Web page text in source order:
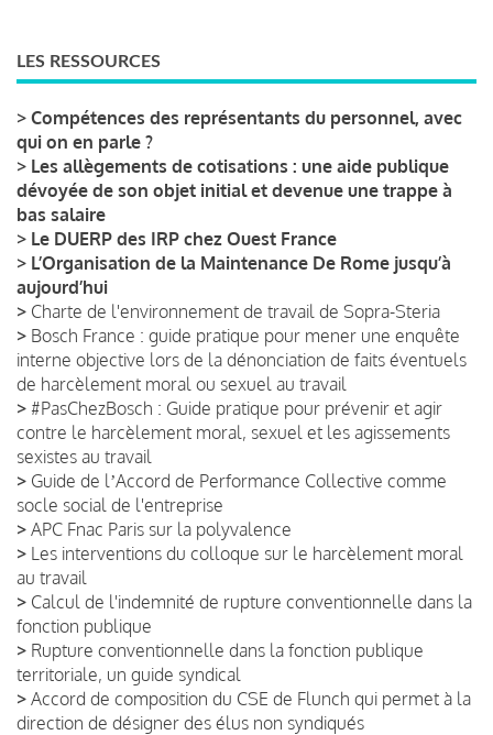
LES RESSOURCES
> Compétences des représentants du personnel, avec
qui on en parle ?
> Les allègements de cotisations : une aide publique
dévoyée de son objet initial et devenue une trappe à
bas salaire
> Le DUERP des IRP chez Ouest France
> L’Organisation de la Maintenance De Rome jusqu’à
aujourd’hui
> Charte de l'environnement de travail de Sopra-Steria
> Bosch France : guide pratique pour mener une enquête
interne objective lors de la dénonciation de faits éventuels
de harcèlement moral ou sexuel au travail
> #PasChezBosch : Guide pratique pour prévenir et agir
contre le harcèlement moral, sexuel et les agissements
sexistes au travail
> Guide de lʼAccord de Performance Collective comme
socle social de l'entreprise
> APC Fnac Paris sur la polyvalence
> Les interventions du colloque sur le harcèlement moral
au travail
> Calcul de l'indemnité de rupture conventionnelle dans la
fonction publique
> Rupture conventionnelle dans la fonction publique
territoriale, un guide syndical
> Accord de composition du CSE de Flunch qui permet à la
direction de désigner des élus non syndiqués